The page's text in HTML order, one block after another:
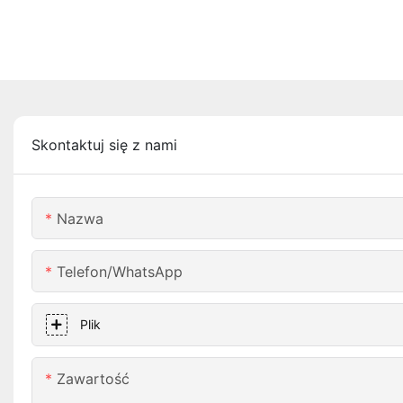
Skontaktuj się z nami
Nazwa
Telefon/WhatsApp
Plik
Zawartość